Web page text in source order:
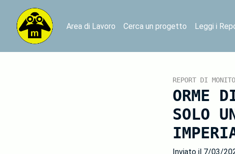
Area di Lavoro Cerca un progetto Leggi i
REPORT DI
ORME
SOLO
Inviato il 7/03/